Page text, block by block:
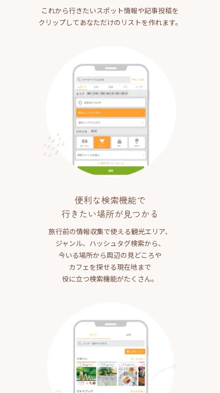
これから行きたいスポット情報や記事投稿を
クリップしてあなただけのリストを作れます。
便利な検索機能で
行きたい場所が見つかる
旅行前の情報収集で使える観光エリア、
ジャンル、ハッシュタグ検索から、
今いる場所から周辺の見どころや
カフェを探せる現在地まで
役に立つ検索機能がたくさん。